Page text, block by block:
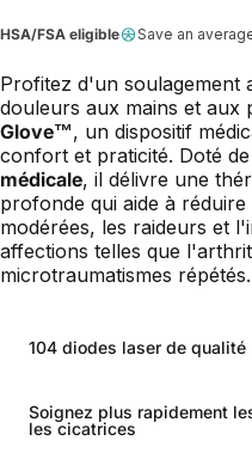
HSA/FSA eligible Save an
Profitez d'un soulagement
douleurs aux mains et aux
Glove™, un dispositif
confort et praticité. Doté de
médicale, il délivre une
profonde qui aide à
modérées, les raideurs et
affections telles que
microtraumatismes répétés.
104 diodes laser de qualité
Soignez plus rapidement
les cicatrices